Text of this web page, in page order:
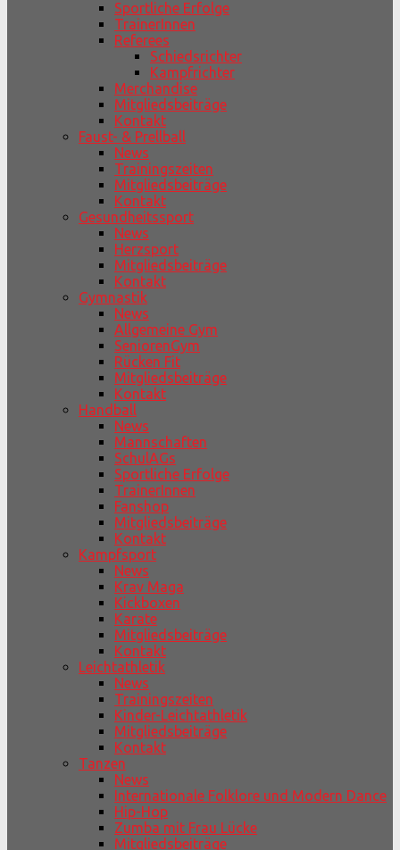
Sportliche Erfolge
TrainerInnen
Referees
Schiedsrichter
Kampfrichter
Merchandise
Mitgliedsbeiträge
Kontakt
Faust- & Prellball
News
Trainingszeiten
Mitgliedsbeiträge
Kontakt
Gesundheitssport
News
Herzsport
Mitgliedsbeiträge
Kontakt
Gymnastik
News
Allgemeine Gym
SeniorenGym
Rücken Fit
Mitgliedsbeiträge
Kontakt
Handball
News
Mannschaften
SchulAGs
Sportliche Erfolge
TrainerInnen
Fanshop
Mitgliedsbeiträge
Kontakt
Kampfsport
News
Krav Maga
Kickboxen
Karate
Mitgliedsbeiträge
Kontakt
Leichtathletik
News
Trainingszeiten
Kinder-Leichtathletik
Mitgliedsbeiträge
Kontakt
Tanzen
News
Internationale Folklore und Modern Dance
Hip-Hop
Zumba mit Frau Lücke
Mitgliedsbeiträge